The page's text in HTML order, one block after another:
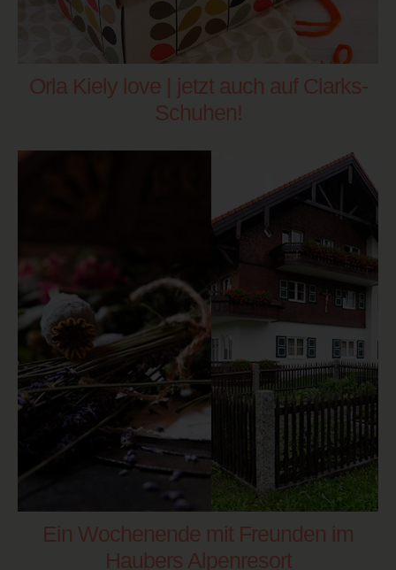
Orla Kiely love | jetzt auch auf Clarks-
Schuhen!
Ein Wochenende mit Freunden im
Haubers Alpenresort